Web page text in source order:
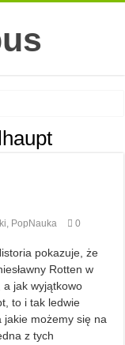
oswoić się ze
, PopNauka 0
pokazuje, że
Rotten w
a jak wyjątkowo
to i tak ledwie
jakie możemy się na
z tych